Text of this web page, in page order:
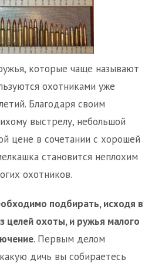
которые чаще называют
охотниками уже
Благодаря своим
выстрелу, небольшой
цене в сочетании с хорошей
становится неплохим
охотников.
подбирать, исходя в
целей охоты, и ружья малого
. Первым делом
дичь вы собираетесь